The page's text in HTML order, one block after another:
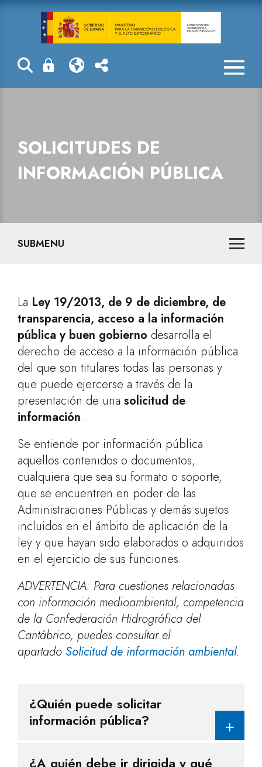
Solicitudes
SOLICITUDES DE
INFORMACIÓN PÚBLICA
SUBMENU
La Ley 19/2013, de 9 de diciembre, de
transparencia, acceso a la información
pública y buen gobierno desarrolla el
derecho de acceso a la información pública
del que son titulares todas las personas y
que puede ejercerse a través de la
presentación de una solicitud de
información.
Se entiende por información pública
aquellos contenidos o documentos,
cualquiera que sea su formato o soporte,
que se encuentren en poder de las
Administraciones Públicas y demás sujetos
incluidos en el ámbito de aplicación de la
ley y que hayan sido elaborados o adquiridos
en el ejercicio de sus funciones.
ADVERTENCIA: Para cuestiones relacionadas
con información medioambiental, competencia
de la Confederación Hidrográfica del
Cantábrico, puedes consultar el
apartado Solicitud de información ambiental.
¿Quién puede solicitar
información pública?
¿A quién debe ir dirigida y qué